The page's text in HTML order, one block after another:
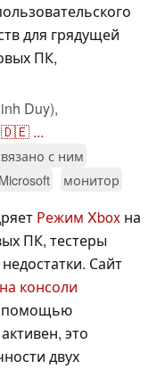
для грядущей
ПК,
Duy),
🇩🇪 ...
с ним
Microsoft монитор
Режим Xbox на
ПК, тестеры
Сайт
консоли
помощью
это
двух